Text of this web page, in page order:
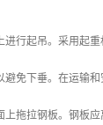
行起吊。采用起
免下垂。在运输
拖拉钢板。钢板